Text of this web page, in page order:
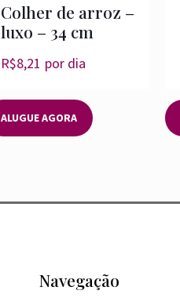
Colher de arroz –
luxo – 34 cm
R$8,21 por dia
ALUGUE AGORA
Navegação